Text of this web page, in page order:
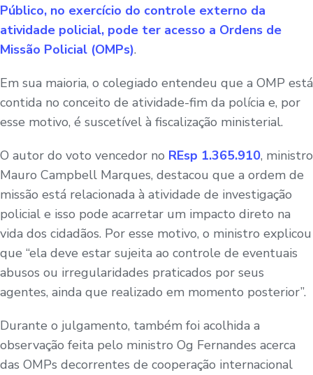
Público, no exercício do controle externo da
atividade policial, pode ter acesso a Ordens de
Missão Policial (OMPs).
Em sua maioria, o colegiado entendeu que a OMP está
contida no conceito de atividade-fim da polícia e, por
esse motivo, é suscetível à fiscalização ministerial.
O autor do voto vencedor no REsp 1.365.910, ministro
Mauro Campbell Marques, destacou que a ordem de
missão está relacionada à atividade de investigação
policial e isso pode acarretar um impacto direto na
vida dos cidadãos. Por esse motivo, o ministro explicou
que “ela deve estar sujeita ao controle de eventuais
abusos ou irregularidades praticados por seus
agentes, ainda que realizado em momento posterior”.
Durante o julgamento, também foi acolhida a
observação feita pelo ministro Og Fernandes acerca
das OMPs decorrentes de cooperação internacional